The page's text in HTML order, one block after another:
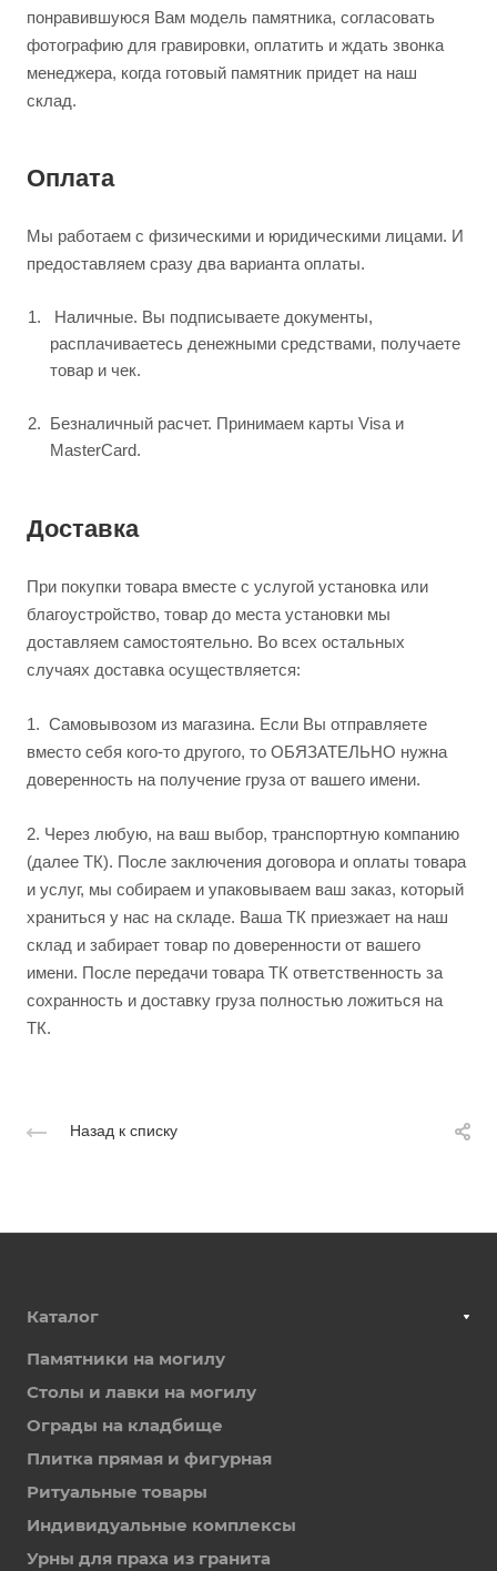
понравившуюся Вам модель памятника, согласовать
фотографию для гравировки, оплатить и ждать звонка
менеджера, когда готовый памятник придет на наш
склад.
Оплата
Мы работаем с физическими и юридическими лицами. И
предоставляем сразу два варианта оплаты.
Наличные. Вы подписываете документы,
расплачиваетесь денежными средствами, получаете
товар и чек.
Безналичный расчет. Принимаем карты Visa и
MasterCard.
Доставка
При покупки товара вместе с услугой установка или
благоустройство, товар до места установки мы
доставляем самостоятельно. Во всех остальных
случаях доставка осуществляется:
1. Самовывозом из магазина. Если Вы отправляете
вместо себя кого-то другого, то ОБЯЗАТЕЛЬНО нужна
доверенность на получение груза от вашего имени.
2. Через любую, на ваш выбор, транспортную компанию
(далее ТК). После заключения договора и оплаты товара
и услуг, мы собираем и упаковываем ваш заказ, который
храниться у нас на складе. Ваша ТК приезжает на наш
склад и забирает товар по доверенности от вашего
имени. После передачи товара ТК ответственность за
сохранность и доставку груза полностью ложиться на
ТК.
Назад к списку
Каталог
Памятники на могилу
Столы и лавки на могилу
Ограды на кладбище
Плитка прямая и фигурная
Ритуальные товары
Индивидуальные комплексы
Урны для праха из гранита